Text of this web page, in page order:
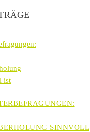
SINNVOLL